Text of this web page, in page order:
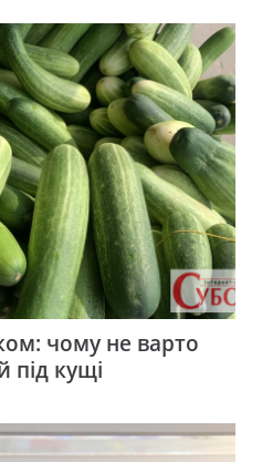
чому не варто
під кущі